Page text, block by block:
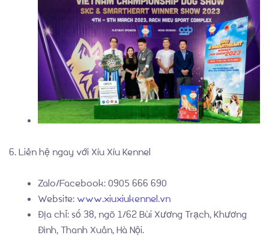
6. Liên hệ ngay với Xíu Xíu Kennel
Zalo/Facebook: 0905 666 690
Website: www.xiuxiukennel.vn
Địa chỉ: số 38, ngõ 1/62 Bùi Xương Trạch, Khương
Đình, Thanh Xuân, Hà Nội.